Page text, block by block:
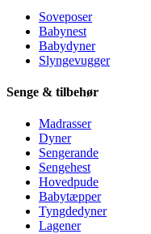
Soveposer
Babynest
Babydyner
Slyngevugger
Senge & tilbehør
Madrasser
Dyner
Sengerande
Sengehest
Hovedpude
Babytæpper
Tyngdedyner
Lagener